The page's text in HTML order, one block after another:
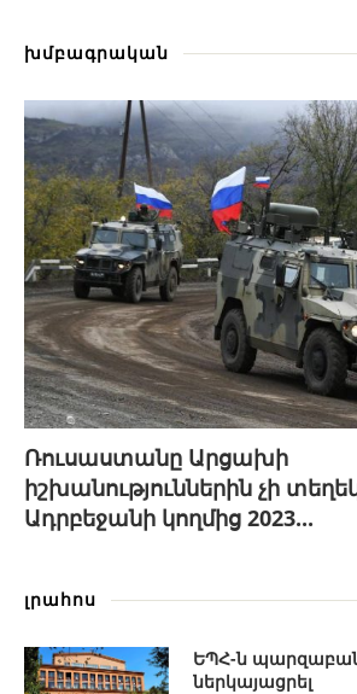
խմբագրական
Ռուսաստանը Արցախի
իշխանություններին չի
Ադրբեջանի կողմից 2023...
լրահոս
ԵՊՀ-ն
ներկայացրել